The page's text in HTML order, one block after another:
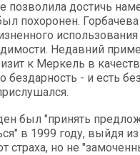
позволила достичь
похоронен.
Недавний
к Меркель в
бездарность - и есть
был "принять
в 1999 году, выйдя
страха, но не